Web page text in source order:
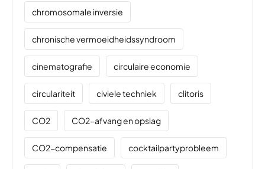
chromosomale inversie
chronische vermoeidheidssyndroom
cinematografie circulaire economie
circulariteit civiele techniek clitoris
CO2 CO2-afvang en opslag
CO2-compensatie cocktailpartyprobleem